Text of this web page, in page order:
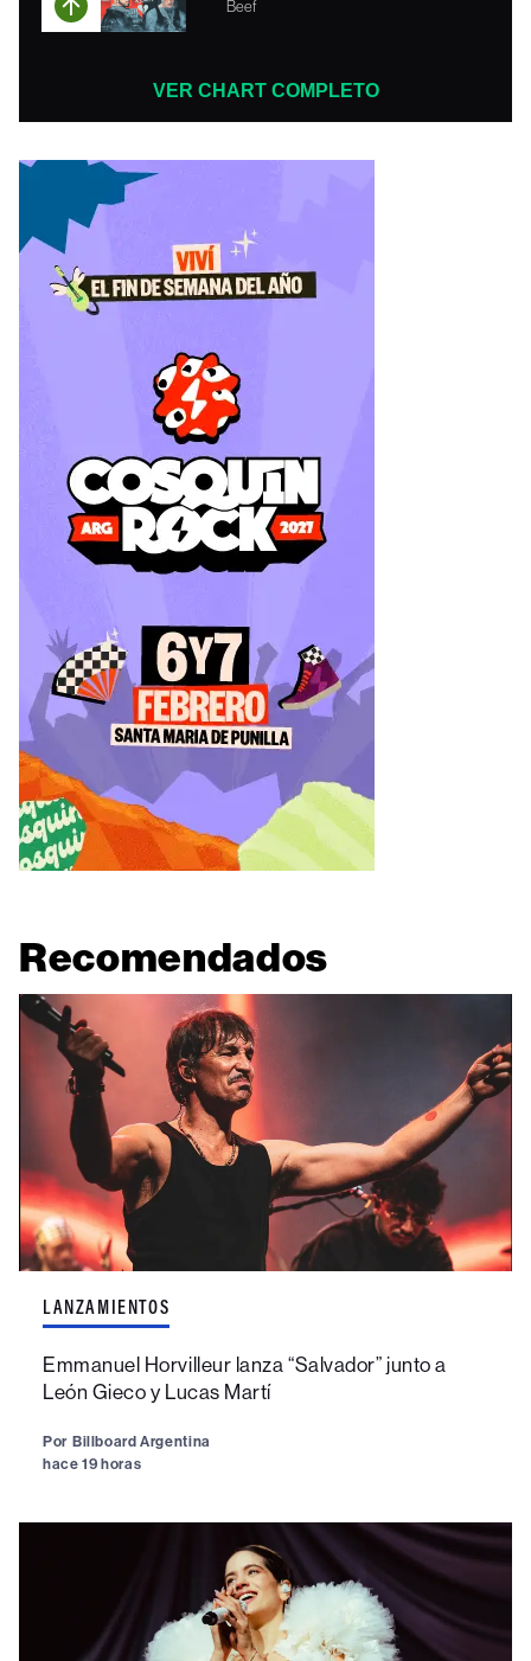
Beef
VER CHART COMPLETO
Recomendados
LANZAMIENTOS
Emmanuel Horvilleur lanza “Salvador” junto a
León Gieco y Lucas Martí
Por Billboard Argentina
hace 19 horas